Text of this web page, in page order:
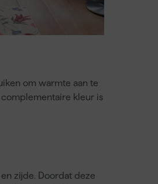
om warmte aan te
kleur is
zijde. Doordat deze